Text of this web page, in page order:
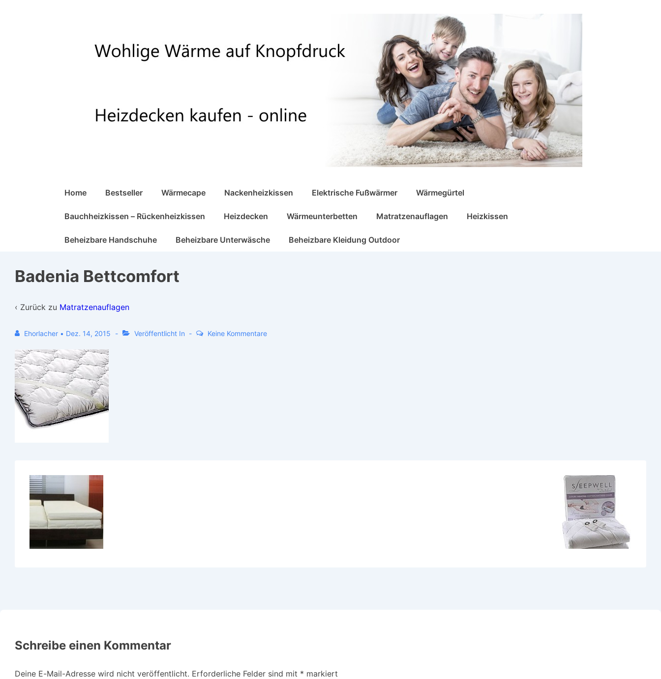
Hauptnavigation
Home Bestseller Wärmecape Nackenheizkissen Elektrische Fußwärmer Wärmegürtel
Bauchheizkissen – Rückenheizkissen Heizdecken Wärmeunterbetten Matratzenauflagen Heizkissen
Beheizbare Handschuhe Beheizbare Unterwäsche Beheizbare Kleidung Outdoor
Badenia Bettcomfort
‹ Zurück zu Matratzenauflagen
Ehorlacher • Dez. 14, 2015 Veröffentlicht In Keine Kommentare
Schreibe einen Kommentar
Deine E-Mail-Adresse wird nicht veröffentlicht. Erforderliche Felder sind mit * markiert